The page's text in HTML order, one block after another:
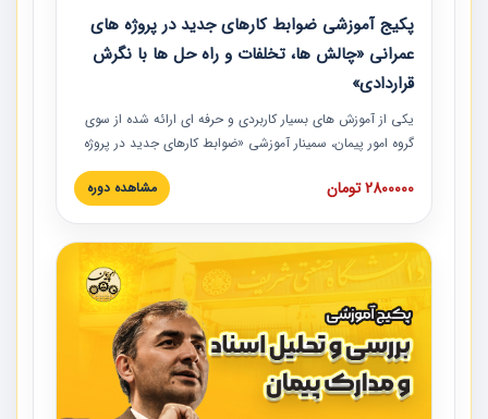
پکیج آموزشی ضوابط کارهای جدید در پروژه های
عمرانی «چالش ها، تخلفات و راه حل ها با نگرش
قراردادی»
یکی از آموزش‏‏‏‏‏‏ های بسیار کاربردی و حرفه‏ ای ارائه شده از سوی
گروه امور پیمان، سمینار آموزشی «ضوابط کارهای جدید در پروژه
های عمرانی» چالش ها، تخلفات و راه حل ها با نگرش قراردادی
است که در محل سندیکای شرکت های ساختمانی کشور ارائه شد.
مدارک پیمان به همراه تجربیات عملی ارائه شده است.
2800000 تومان مشاهده دوره